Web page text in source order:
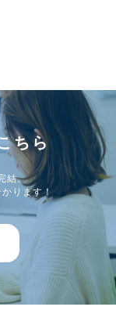
ちら
結。
かります！